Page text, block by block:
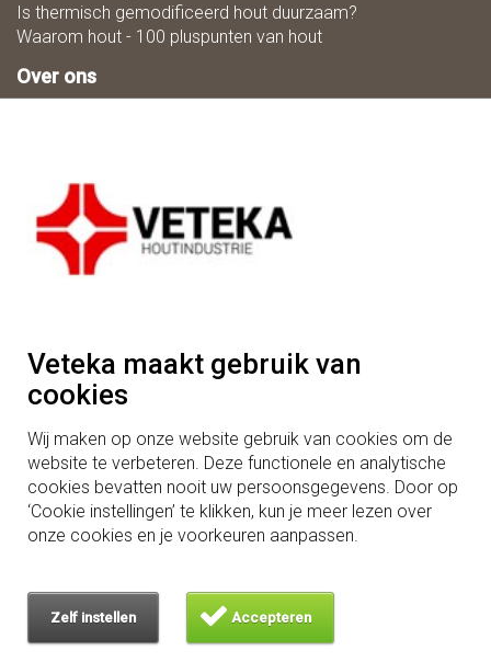
Veteka maakt gebruik van
cookies
Wij maken op onze website gebruik van cookies om de
website te verbeteren. Deze functionele en analytische
cookies bevatten nooit uw persoonsgegevens. Door op
‘Cookie instellingen’ te klikken, kun je meer lezen over
onze cookies en je voorkeuren aanpassen.
Zelf instellen Accepteren
Is thermisch gemodificeerd hout duurzaam?
Waarom hout - 100 pluspunten van hout
Over ons
Duurzaamheid
Mogelijkheden in houtbewerking
Vacatures
Algemenevoorwaarden
Wit Hollandweg 3
5091TB Middelbeers
Tel: +31 (0)13 514 20 12